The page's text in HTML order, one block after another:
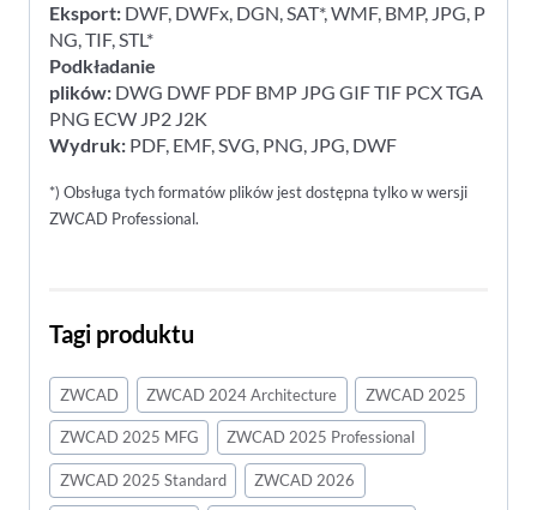
Eksport: DWF, DWFx, DGN, SAT*, WMF, BMP, JPG, P
NG, TIF, STL*
Podkładanie
plików: DWG DWF PDF BMP JPG GIF TIF PCX TGA
PNG ECW JP2 J2K
Wydruk: PDF, EMF, SVG, PNG, JPG, DWF
*) Obsługa tych formatów plików jest dostępna tylko w wersji
ZWCAD Professional.
Tagi produktu
ZWCAD ZWCAD 2024 Architecture ZWCAD 2025
ZWCAD 2025 MFG ZWCAD 2025 Professional
ZWCAD 2025 Standard ZWCAD 2026